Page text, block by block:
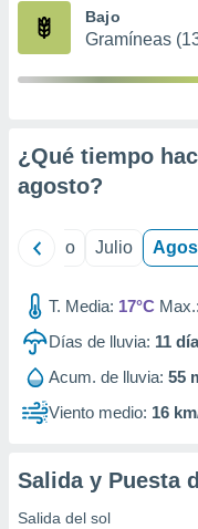
publicidad
1199
Bajo
Gramíneas
¿Qué tiempo
agosto?
Junio Julio
T. Media: 17°C Max.:
Días de lluvia: 11
Acum. de lluvia: 55
Viento medio: 16
Salida y Puesta
Salida del sol